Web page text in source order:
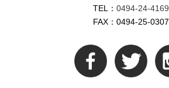
TEL： 0494-24-4169
FAX：0494-25-0307